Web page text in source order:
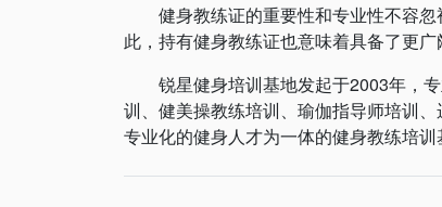
健身教练证的重要性和专业性不容忽
此，持有健身教练证也意味着具备了更
锐星健身培训基地发起于2003年，专
训、健美操教练培训、瑜伽指导师培训
专业化的健身人才为一体的健身教练培